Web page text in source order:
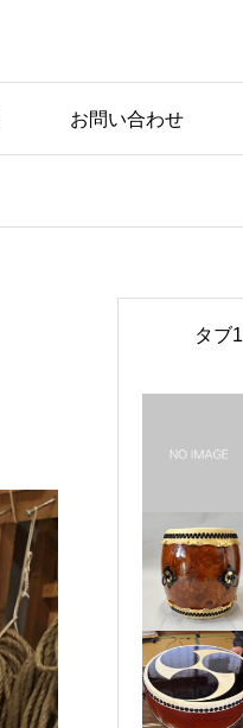
お問い合わせ
タブ1